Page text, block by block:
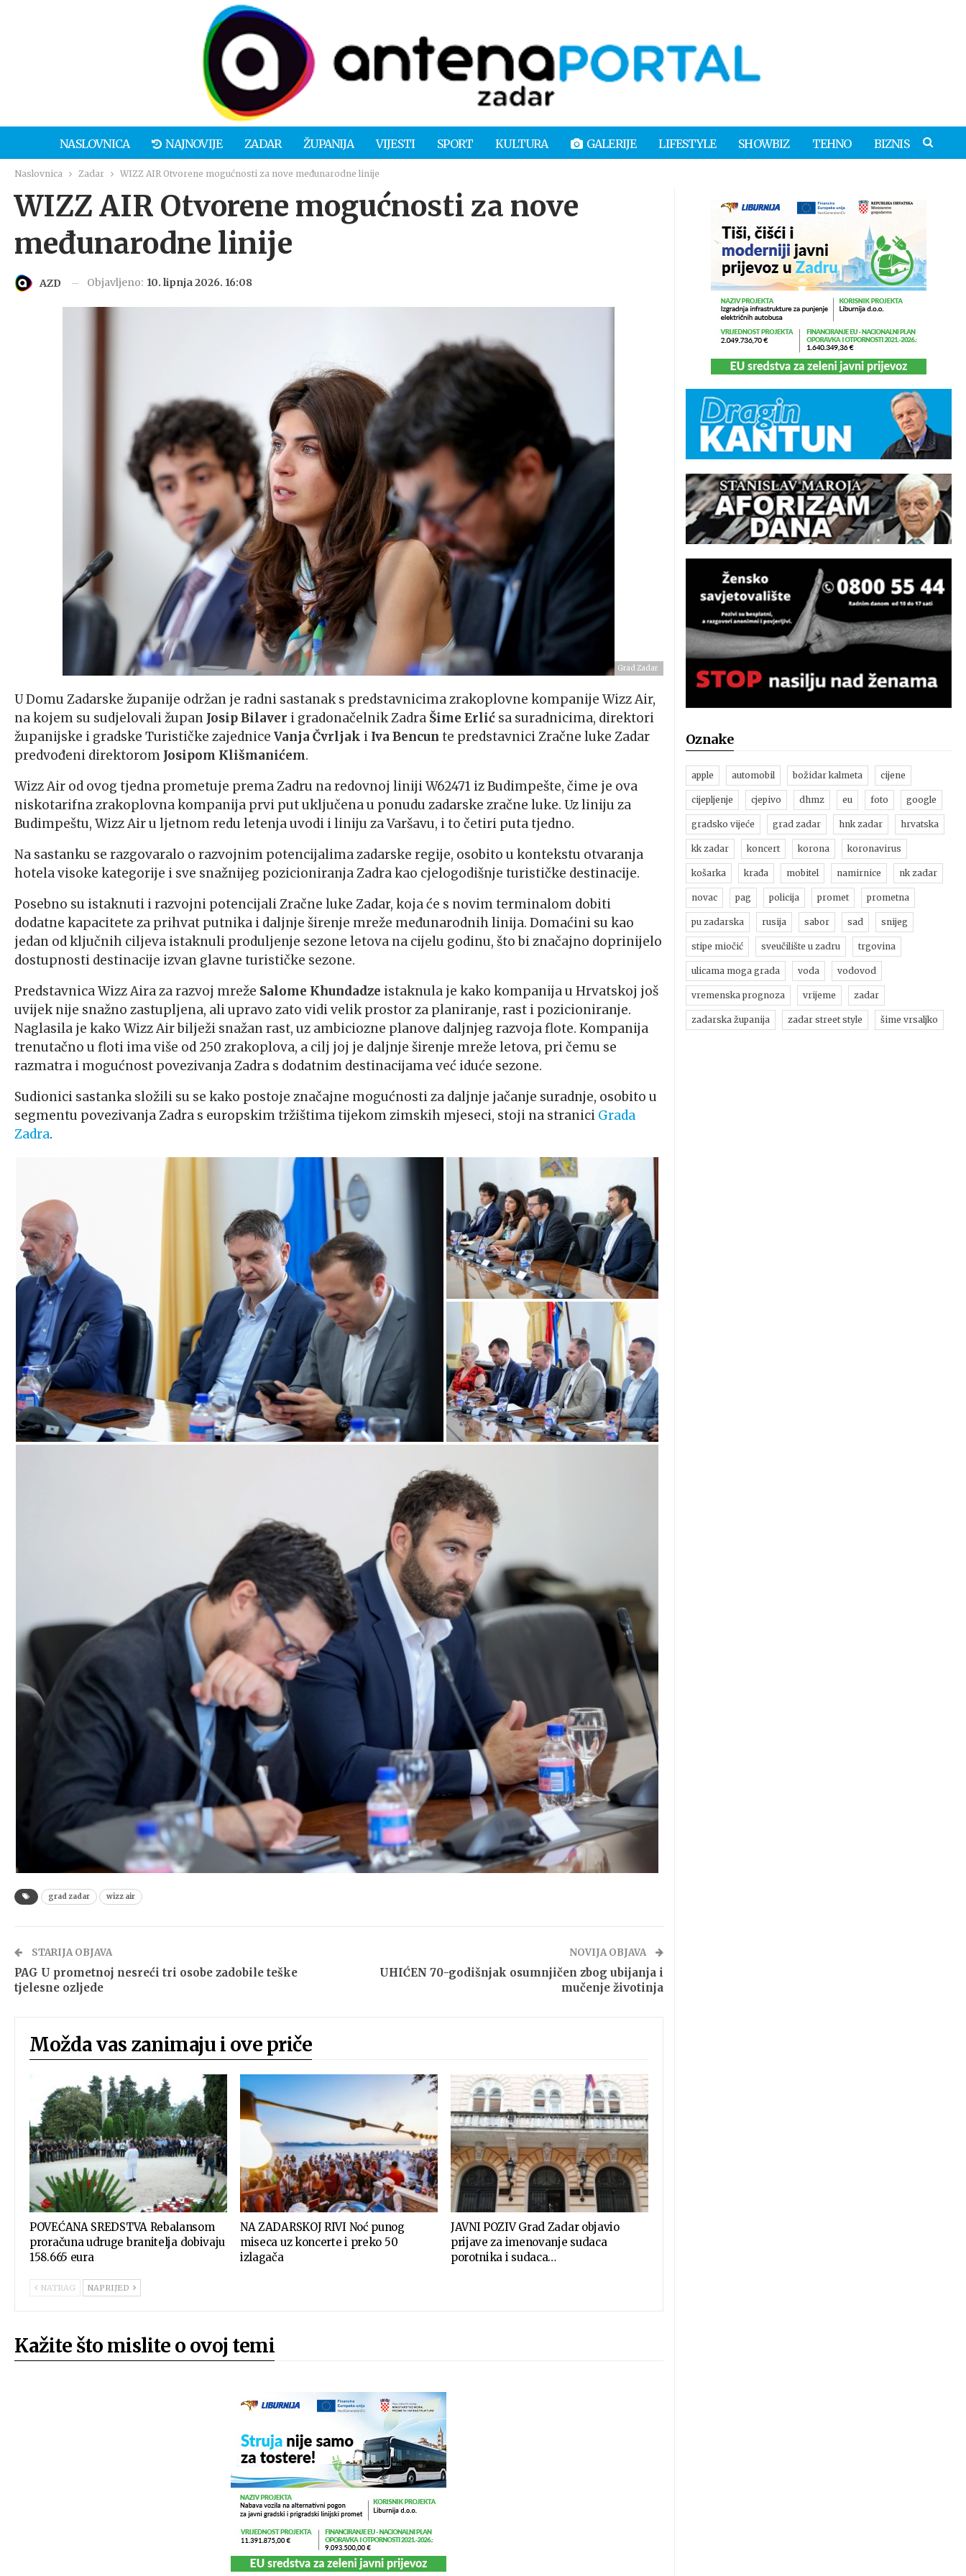
NASLOVNICA NAJNOVIJE ZADAR ŽUPANIJA VIJESTI SPORT KULTURA GALERIJE LIFESTYLE SHOWBIZ TEHNO BIZNIS
Naslovnica Zadar WIZZ AIR Otvorene mogućnosti za nove međunarodne linije
WIZZ AIR Otvorene mogućnosti za nove
međunarodne linije
AZD Objavljeno: 10. lipnja 2026. 16:08
Grad Zadar
U Domu Zadarske županije održan je radni sastanak s predstavnicima zrakoplovne kompanije Wizz Air,
na kojem su sudjelovali župan Josip Bilaver i gradonačelnik Zadra Šime Erlić sa suradnicima, direktori
županijske i gradske Turističke zajednice Vanja Čvrljak i Iva Bencun te predstavnici Zračne luke Zadar
predvođeni direktorom Josipom Klišmanićem.
Wizz Air od ovog tjedna prometuje prema Zadru na redovnoj liniji W62471 iz Budimpešte, čime je ova
niskotarifna zrakoplovna kompanija prvi put uključena u ponudu zadarske zračne luke. Uz liniju za
Budimpeštu, Wizz Air u ljetnom redu letenja uvodi i liniju za Varšavu, i to četiri puta tjedno.
Na sastanku se razgovaralo o razvojnim potencijalima zadarske regije, osobito u kontekstu otvaranja
hotela visoke kategorije i sve snažnijeg pozicioniranja Zadra kao cjelogodišnje turističke destinacije.
Posebno su istaknuti i razvojni potencijali Zračne luke Zadar, koja će s novim terminalom dobiti
dodatne kapacitete za prihvat putnika i daljnje širenje mreže međunarodnih linija. Domaćini su kao
jedan od ključnih ciljeva istaknuli produljenje sezone letova na cijelu godinu, što bi značajno doprinijelo
dostupnosti destinacije izvan glavne turističke sezone.
Predstavnica Wizz Aira za razvoj mreže Salome Khundadze istaknula je kako kompanija u Hrvatskoj još
uvijek nije snažno zastupljena, ali upravo zato vidi velik prostor za planiranje, rast i pozicioniranje.
Naglasila je kako Wizz Air bilježi snažan rast, uz ambiciozne planove daljnjeg razvoja flote. Kompanija
trenutačno u floti ima više od 250 zrakoplova, a cilj joj je daljnje širenje mreže letova, pri čemu se
razmatra i mogućnost povezivanja Zadra s dodatnim destinacijama već iduće sezone.
Sudionici sastanka složili su se kako postoje značajne mogućnosti za daljnje jačanje suradnje, osobito u
segmentu povezivanja Zadra s europskim tržištima tijekom zimskih mjeseci, stoji na stranici Grada
Zadra.
grad zadar wizz air
STARIJA OBJAVA
PAG U prometnoj nesreći tri osobe zadobile teške
tjelesne ozljede
NOVIJA OBJAVA
UHIĆEN 70-godišnjak osumnjičen zbog ubijanja i
mučenje životinja
Možda vas zanimaju i ove priče
POVEĆANA SREDSTVA Rebalansom
proračuna udruge branitelja dobivaju
158.665 eura
NA ZADARSKOJ RIVI Noć punog
miseca uz koncerte i preko 50
izlagača
JAVNI POZIV Grad Zadar objavio
prijave za imenovanje sudaca
porotnika i sudaca…
NATRAG NAPRIJED
Kažite što mislite o ovoj temi
Oznake
apple automobil božidar kalmeta cijene
cijepljenje cjepivo dhmz eu foto google
gradsko vijeće grad zadar hnk zadar hrvatska
kk zadar koncert korona koronavirus
košarka krađa mobitel namirnice nk zadar
novac pag policija promet prometna
pu zadarska rusija sabor sad snijeg
stipe miočić sveučilište u zadru trgovina
ulicama moga grada voda vodovod
vremenska prognoza vrijeme zadar
zadarska županija zadar street style šime vrsaljko